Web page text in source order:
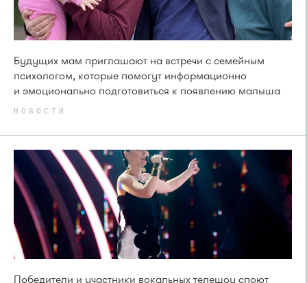
Будущих мам приглашают на встречи с семейным
психологом, которые помогут информационно
и эмоционально подготовиться к появлению малыша
НОВОСТИ
Победители и участники вокальных телешоу споют